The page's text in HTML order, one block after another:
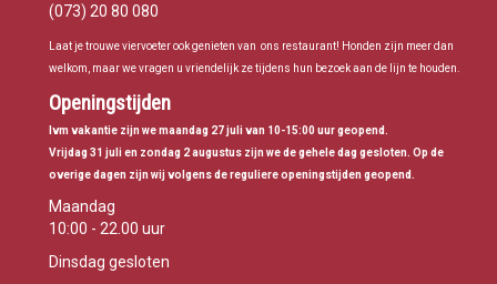
(073) 20 80 080
Laat je trouwe viervoeter ook genieten van ons restaurant! Honden zijn meer dan
welkom, maar we vragen u vriendelijk ze tijdens hun bezoek aan de lijn te houden.
Openingstijden
Ivm vakantie zijn we maandag 27 juli van 10-15:00 uur geopend.
Vrijdag 31 juli en zondag 2 augustus zijn we de gehele dag gesloten. Op de
overige dagen zijn wij volgens de reguliere openingstijden geopend.
Maandag
10:00 - 22.00 uur
Dinsdag gesloten